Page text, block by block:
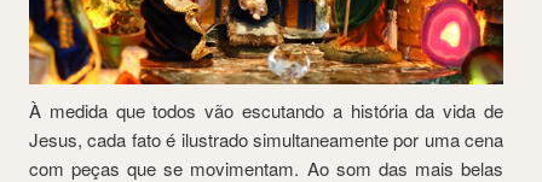
À medida que todos vão escutando a história da vida de
Jesus, cada fato é ilustrado simultaneamente por uma cena
com peças que se movimentam. Ao som das mais belas